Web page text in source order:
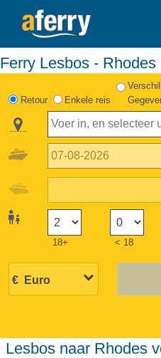
Ferry Lesbos - Rhodes
Retour Enkele reis
18+ < 18
Lesbos naar Rhodes veerboten. Veerboten,